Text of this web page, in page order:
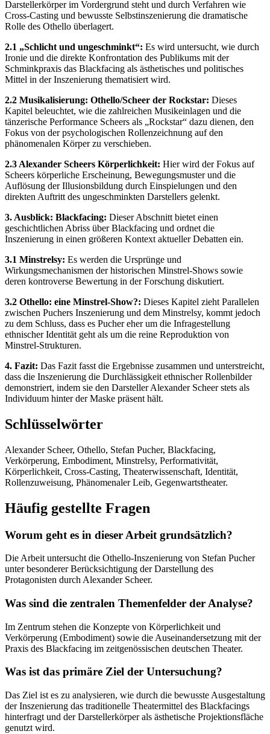
Darstellerkörper im Vordergrund steht und durch Verfahren wie
Cross-Casting und bewusste Selbstinszenierung die dramatische
Rolle des Othello überlagert.
2.1 „Schlicht und ungeschminkt“: Es wird untersucht, wie durch
Ironie und die direkte Konfrontation des Publikums mit der
Schminkpraxis das Blackfacing als ästhetisches und politisches
Mittel in der Inszenierung thematisiert wird.
2.2 Musikalisierung: Othello/Scheer der Rockstar: Dieses
Kapitel beleuchtet, wie die zahlreichen Musikeinlagen und die
tänzerische Performance Scheers als „Rockstar“ dazu dienen, den
Fokus von der psychologischen Rollenzeichnung auf den
phänomenalen Körper zu verschieben.
2.3 Alexander Scheers Körperlichkeit: Hier wird der Fokus auf
Scheers körperliche Erscheinung, Bewegungsmuster und die
Auflösung der Illusionsbildung durch Einspielungen und den
direkten Auftritt des ungeschminkten Darstellers gelenkt.
3. Ausblick: Blackfacing: Dieser Abschnitt bietet einen
geschichtlichen Abriss über Blackfacing und ordnet die
Inszenierung in einen größeren Kontext aktueller Debatten ein.
3.1 Minstrelsy: Es werden die Ursprünge und
Wirkungsmechanismen der historischen Minstrel-Shows sowie
deren kontroverse Bewertung in der Forschung diskutiert.
3.2 Othello: eine Minstrel-Show?: Dieses Kapitel zieht Parallelen
zwischen Puchers Inszenierung und dem Minstrelsy, kommt jedoch
zu dem Schluss, dass es Pucher eher um die Infragestellung
ethnischer Identität geht als um die reine Reproduktion von
Minstrel-Strukturen.
4. Fazit: Das Fazit fasst die Ergebnisse zusammen und unterstreicht,
dass die Inszenierung die Durchlässigkeit ethnischer Rollenbilder
demonstriert, indem sie den Darsteller Alexander Scheer stets als
Individuum hinter der Maske präsent hält.
Schlüsselwörter
Alexander Scheer, Othello, Stefan Pucher, Blackfacing,
Verkörperung, Embodiment, Minstrelsy, Performativität,
Körperlichkeit, Cross-Casting, Theaterwissenschaft, Identität,
Rollenzuweisung, Phänomenaler Leib, Gegenwartstheater.
Häufig gestellte Fragen
Worum geht es in dieser Arbeit grundsätzlich?
Die Arbeit untersucht die Othello-Inszenierung von Stefan Pucher
unter besonderer Berücksichtigung der Darstellung des
Protagonisten durch Alexander Scheer.
Was sind die zentralen Themenfelder der Analyse?
Im Zentrum stehen die Konzepte von Körperlichkeit und
Verkörperung (Embodiment) sowie die Auseinandersetzung mit der
Praxis des Blackfacing im zeitgenössischen deutschen Theater.
Was ist das primäre Ziel der Untersuchung?
Das Ziel ist es zu analysieren, wie durch die bewusste Ausgestaltung
der Inszenierung das traditionelle Theatermittel des Blackfacings
hinterfragt und der Darstellerkörper als ästhetische Projektionsfläche
genutzt wird.